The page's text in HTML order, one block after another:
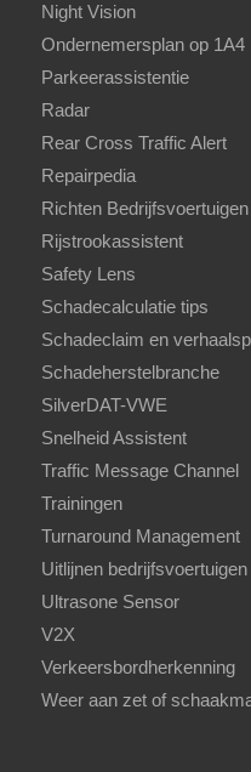
Night Vision
Ondernemersplan op 1A4
Parkeerassistentie
Radar
Rear Cross Traffic Alert
Repairpedia
Richten Bedrijfsvoertuigen
Rijstrookassistent
Safety Lens
Schadecalculatie tips
Schadeclaim en
Schadeherstelbranche
SilverDAT-VWE
Snelheid Assistent
Traffic Message Channel
Trainingen
Turnaround Management
Uitlijnen bedrijfsvoertuigen
Ultrasone Sensor
V2X
Verkeersbordherkenning
Weer aan zet of